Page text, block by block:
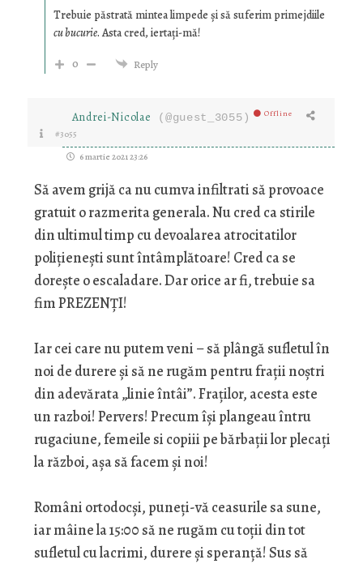
Trebuie păstrată mintea limpede și să suferim primejdiile
cu bucurie. Asta cred, iertați-mă!
0
Reply
Andrei-Nicolae (@guest_3055) Offline
#3055
6 martie 2021 23:26
Să avem grijă ca nu cumva infiltrati să provoace
gratuit o razmerita generala. Nu cred ca stirile
din ultimul timp cu devoalarea atrocitatilor
polițienești sunt întâmplătoare! Cred ca se
dorește o escaladare. Dar orice ar fi, trebuie sa
fim PREZENȚI!
Iar cei care nu putem veni – să plângă sufletul în
noi de durere și să ne rugăm pentru frații noștri
din adevărata „linie întâi”. Fraților, acesta este
un razboi! Pervers! Precum își plangeau întru
rugaciune, femeile si copiii pe bărbații lor plecați
la război, așa să facem și noi!
Români ortodocși, puneți-vă ceasurile sa sune,
iar mâine la 15:00 să ne rugăm cu toții din tot
sufletul cu lacrimi, durere și speranță! Sus să